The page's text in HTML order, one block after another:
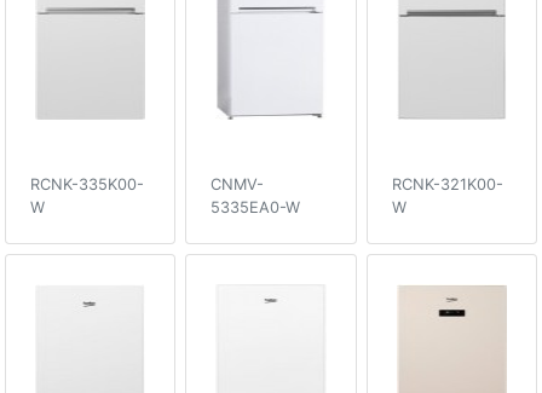
RCNK-335K00-
W
CNMV-
5335EA0-W
RCNK-321K00-
W